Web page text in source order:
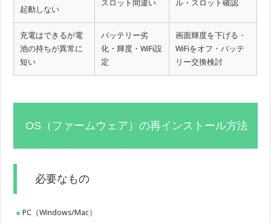
起動しない
スロット間違い ル・スロット確認
充電はできるが電
池の持ちが異常に
短い
バッテリー劣
化・輝度・WiFi設
定
画面輝度を下げる・
WiFiをオフ・バッテ
リー交換検討
OS（ファームウェア）の再インストール方法
必要なもの
PC（Windows/Mac）